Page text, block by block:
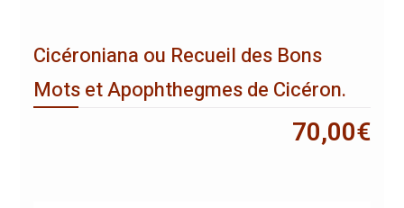
Cicéroniana ou Recueil des Bons
Mots et Apophthegmes de Cicéron.
70,00€